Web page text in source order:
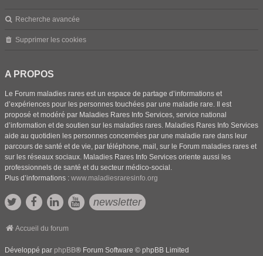
Recherche avancée
Supprimer les cookies
A PROPOS
Le Forum maladies rares est un espace de partage d’informations et
d’expériences pour les personnes touchées par une maladie rare. Il est
proposé et modéré par Maladies Rares Info Services, service national
d’information et de soutien sur les maladies rares. Maladies Rares Info Services
aide au quotidien les personnes concernées par une maladie rare dans leur
parcours de santé et de vie, par téléphone, mail, sur le Forum maladies rares et
sur les réseaux sociaux. Maladies Rares Info Services oriente aussi les
professionnels de santé et du secteur médico-social.
Plus d’informations : www.maladiesraresinfo.org
newsletter
Accueil du forum
Développé par phpBB® Forum Software © phpBB Limited